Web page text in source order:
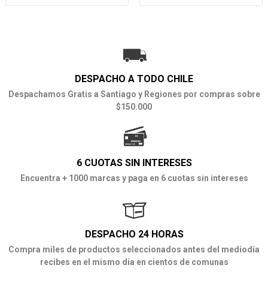
DESPACHO A TODO CHILE
Despachamos Gratis a Santiago y Regiones por compras sobre
$150.000
6 CUOTAS SIN INTERESES
Encuentra + 1000 marcas y paga en 6 cuotas sin intereses
DESPACHO 24 HORAS
Compra miles de productos seleccionados antes del mediodía
recibes en el mismo día en cientos de comunas